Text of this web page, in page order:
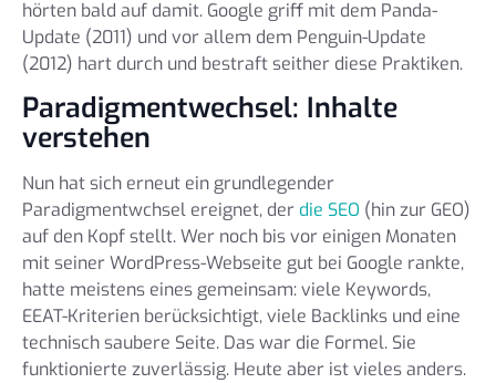
hörten bald auf damit. Google griff mit dem Panda-
Update (2011) und vor allem dem Penguin-Update
(2012) hart durch und bestraft seither diese Praktiken.
Paradigmentwechsel: Inhalte
verstehen
Nun hat sich erneut ein grundlegender
Paradigmentwchsel ereignet, der die SEO (hin zur GEO)
auf den Kopf stellt. Wer noch bis vor einigen Monaten
mit seiner WordPress-Webseite gut bei Google rankte,
hatte meistens eines gemeinsam: viele Keywords,
EEAT-Kriterien berücksichtigt, viele Backlinks und eine
technisch saubere Seite. Das war die Formel. Sie
funktionierte zuverlässig. Heute aber ist vieles anders.